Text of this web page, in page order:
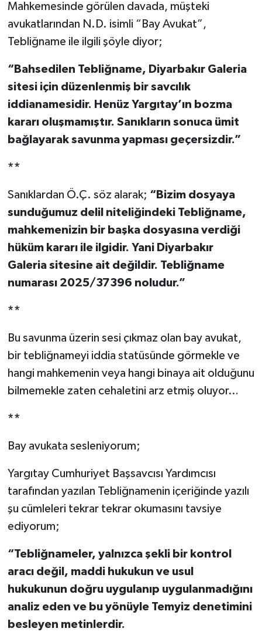
Mahkemesinde görülen davada, müşteki
avukatlarından N.D. isimli “Bay Avukat”,
Tebliğname ile ilgili şöyle diyor;
“Bahsedilen Tebliğname, Diyarbakır Galeria
sitesi için düzenlenmiş bir savcılık
iddianamesidir. Henüz Yargıtay’ın bozma
kararı oluşmamıştır. Sanıkların sonuca ümit
bağlayarak savunma yapması geçersizdir.”
**
Sanıklardan Ö.Ç. söz alarak; “Bizim dosyaya
sunduğumuz delil niteliğindeki Tebliğname,
mahkemenizin bir başka dosyasına verdiği
hüküm kararı ile ilgidir. Yani Diyarbakır
Galeria sitesine ait değildir. Tebliğname
numarası 2025/37396 noludur.”
**
Bu savunma üzerin sesi çıkmaz olan bay avukat,
bir tebliğnameyi iddia statüsünde görmekle ve
hangi mahkemenin veya hangi binaya ait olduğunu
bilmemekle zaten cehaletini arz etmiş oluyor…
**
Bay avukata sesleniyorum;
Yargıtay Cumhuriyet Başsavcısı Yardımcısı
tarafından yazılan Tebliğnamenin içeriğinde yazılı
şu cümleleri tekrar tekrar okumasını tavsiye
ediyorum;
“Tebliğnameler, yalnızca şekli bir kontrol
aracı değil, maddi hukukun ve usul
hukukunun doğru uygulanıp uygulanmadığını
analiz eden ve bu yönüyle Temyiz denetimini
besleyen metinlerdir.